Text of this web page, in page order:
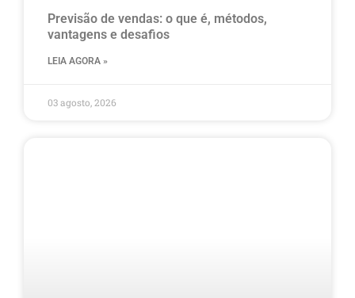
Previsão de vendas: o que é, métodos,
vantagens e desafios
LEIA AGORA »
03 agosto, 2026